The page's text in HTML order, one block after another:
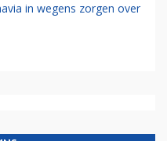
in wegens zorgen over